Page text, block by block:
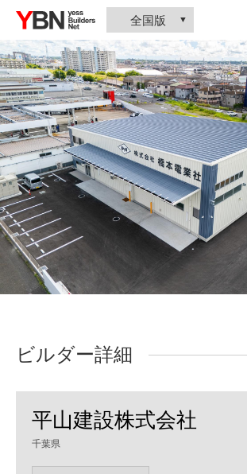
全国版
ビルダー詳細
平山建設株式会社
千葉県